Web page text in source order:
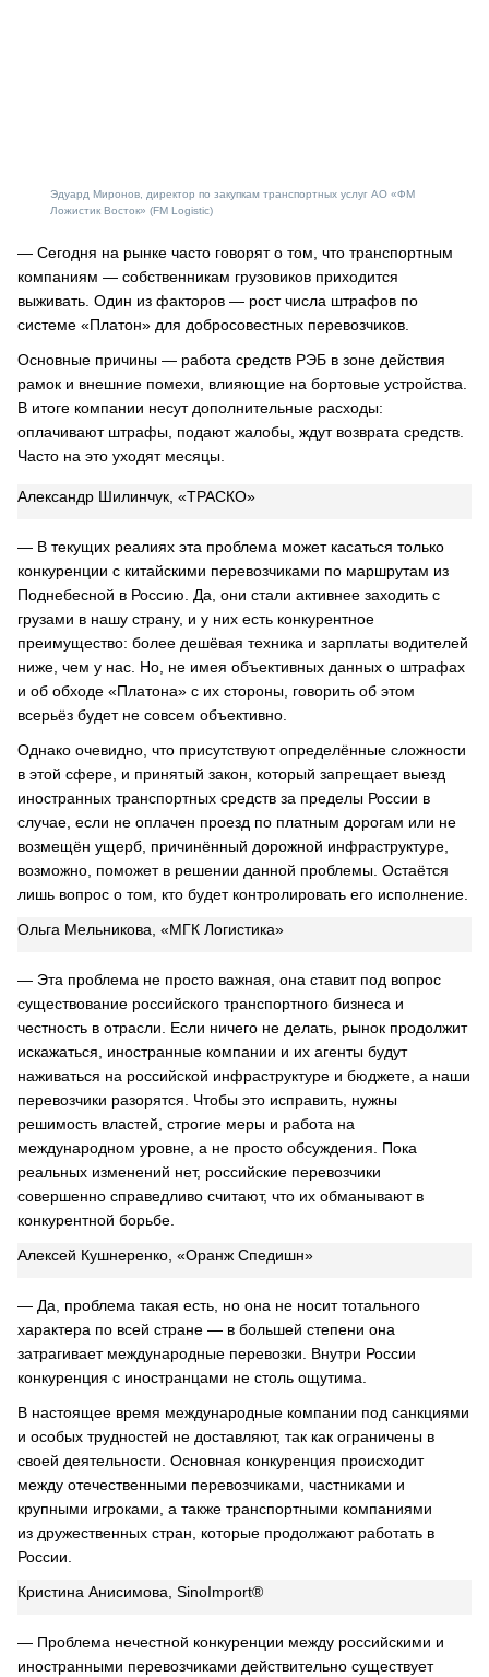
Эдуард Миронов, директор по закупкам транспортных услуг АО «ФМ
Ложистик Восток» (FM Logistic)
— Сегодня на рынке часто говорят о том, что транспортным
компаниям — собственникам грузовиков приходится
выживать. Один из факторов — рост числа штрафов по
системе «Платон» для добросовестных перевозчиков.
Основные причины — работа средств РЭБ в зоне действия
рамок и внешние помехи, влияющие на бортовые устройства.
В итоге компании несут дополнительные расходы:
оплачивают штрафы, подают жалобы, ждут возврата средств.
Часто на это уходят месяцы.
Александр Шилинчук, «ТРАСКО»
— В текущих реалиях эта проблема может касаться только
конкуренции с китайскими перевозчиками по маршрутам из
Поднебесной в Россию. Да, они стали активнее заходить с
грузами в нашу страну, и у них есть конкурентное
преимущество: более дешёвая техника и зарплаты водителей
ниже, чем у нас. Но, не имея объективных данных о штрафах
и об обходе «Платона» с их стороны, говорить об этом
всерьёз будет не совсем объективно.
Однако очевидно, что присутствуют определённые сложности
в этой сфере, и принятый закон, который запрещает выезд
иностранных транспортных средств за пределы России в
случае, если не оплачен проезд по платным дорогам или не
возмещён ущерб, причинённый дорожной инфраструктуре,
возможно, поможет в решении данной проблемы. Остаётся
лишь вопрос о том, кто будет контролировать его исполнение.
Ольга Мельникова, «МГК Логистика»
— Эта проблема не просто важная, она ставит под вопрос
существование российского транспортного бизнеса и
честность в отрасли. Если ничего не делать, рынок продолжит
искажаться, иностранные компании и их агенты будут
наживаться на российской инфраструктуре и бюджете, а наши
перевозчики разорятся. Чтобы это исправить, нужны
решимость властей, строгие меры и работа на
международном уровне, а не просто обсуждения. Пока
реальных изменений нет, российские перевозчики
совершенно справедливо считают, что их обманывают в
конкурентной борьбе.
Алексей Кушнеренко, «Оранж Спедишн»
— Да, проблема такая есть, но она не носит тотального
характера по всей стране — в большей степени она
затрагивает международные перевозки. Внутри России
конкуренция с иностранцами не столь ощутима.
В настоящее время международные компании под санкциями
и особых трудностей не доставляют, так как ограничены в
своей деятельности. Основная конкуренция происходит
между отечественными перевозчиками, частниками и
крупными игроками, а также транспортными компаниями
из дружественных стран, которые продолжают работать в
России.
Кристина Анисимова, SinoImport®
— Проблема нечестной конкуренции между российскими и
иностранными перевозчиками действительно существует